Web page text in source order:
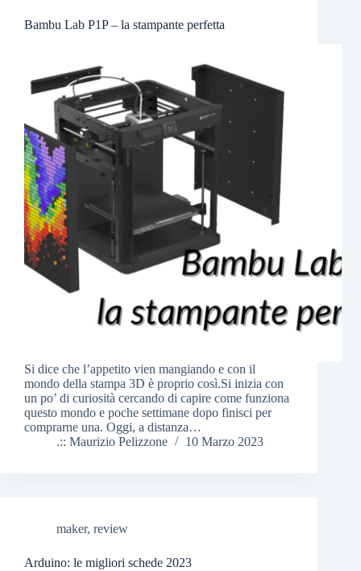
Bambu Lab P1P – la stampante perfetta
Si dice che l’appetito vien mangiando e con il
mondo della stampa 3D è proprio così.Si inizia con
un po’ di curiosità cercando di capire come funziona
questo mondo e poche settimane dopo finisci per
comprarne una. Oggi, a distanza…
.:: Maurizio Pelizzone
10 Marzo 2023
maker, review
Arduino: le migliori schede 2023